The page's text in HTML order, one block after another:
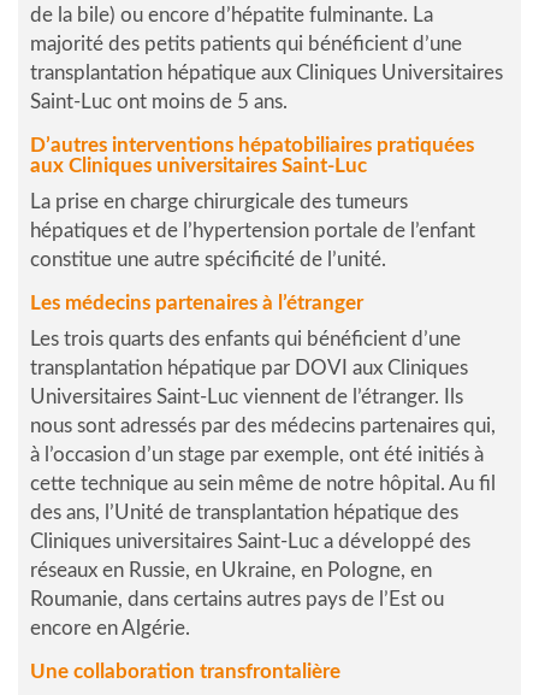
de la bile) ou encore d’hépatite fulminante. La
majorité des petits patients qui bénéficient d’une
transplantation hépatique aux Cliniques Universitaires
Saint-Luc ont moins de 5 ans.
D’autres interventions hépatobiliaires pratiquées
aux Cliniques universitaires Saint-Luc
La prise en charge chirurgicale des tumeurs
hépatiques et de l’hypertension portale de l’enfant
constitue une autre spécificité de l’unité.
Les médecins partenaires à l’étranger
Les trois quarts des enfants qui bénéficient d’une
transplantation hépatique par DOVI aux Cliniques
Universitaires Saint-Luc viennent de l’étranger. Ils
nous sont adressés par des médecins partenaires qui,
à l’occasion d’un stage par exemple, ont été initiés à
cette technique au sein même de notre hôpital. Au fil
des ans, l’Unité de transplantation hépatique des
Cliniques universitaires Saint-Luc a développé des
réseaux en Russie, en Ukraine, en Pologne, en
Roumanie, dans certains autres pays de l’Est ou
encore en Algérie.
Une collaboration transfrontalière